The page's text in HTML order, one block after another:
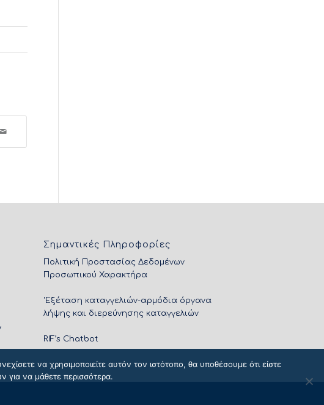
Σημαντικές Πληροφορίες
Πολιτική Προστασίας Δεδομένων
Προσωπικού Χαρακτήρα
'Εξέταση καταγγελιών-αρμόδια όργανα
λήψης και διερεύνησης καταγγελιών
RIF’s Chatbot
να χρησιμοποιείτε αυτόν τον ιστότοπο, θα υποθέσουμε ότι είστε
για να μάθετε περισσότερα.